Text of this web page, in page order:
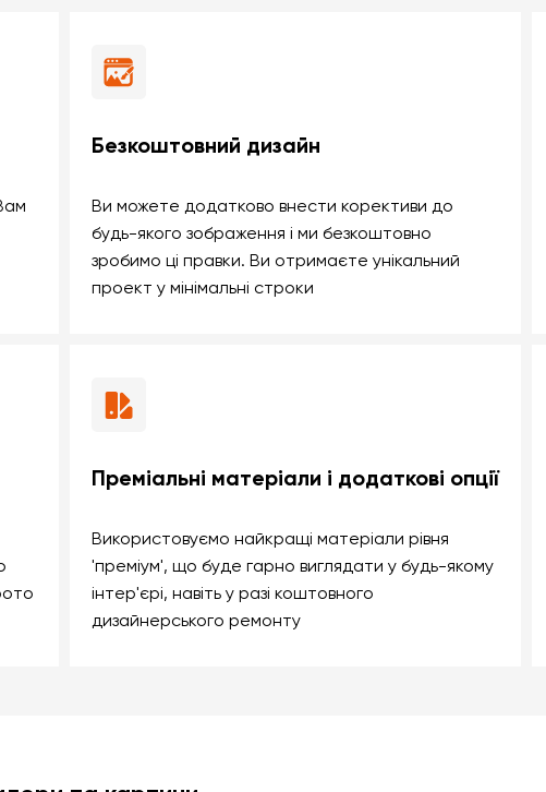
Безкоштовний дизайн
Ви можете додатково внести корективи до
будь-якого зображення і ми безкоштовно
зробимо ці правки. Ви отримаєте унікальний
проект у мінімальні строки
Преміальні матеріали і додаткові опції
Використовуємо найкращі матеріали рівня
'преміум', що буде гарно виглядати у будь-якому
інтер'єрі, навіть у разі коштовного
дизайнерського ремонту